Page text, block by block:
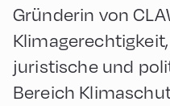
Gründerin von
juristische und
Bereich